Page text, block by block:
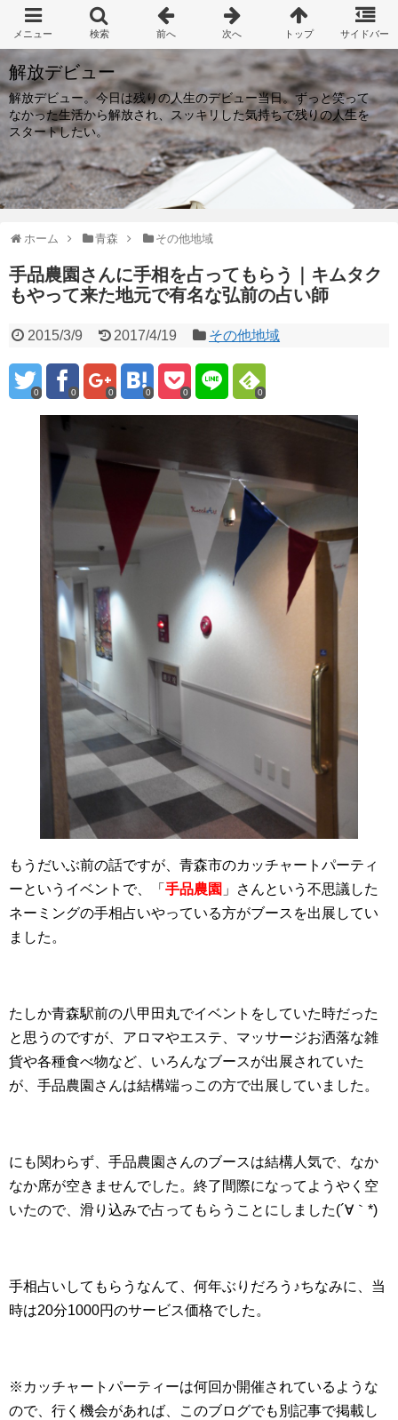
解放デビュー
解放デビュー。今日は残りの人生のデビュー当日。ずっと笑って
なかった生活から解放され、スッキリした気持ちで残りの人生を
スタートしたい。
ホーム 青森 その他地域
手品農園さんに手相を占ってもらう｜キムタク
もやって来た地元で有名な弘前の占い師
2015/3/9 2017/4/19 その他地域
0 0 0 0 0 0
もうだいぶ前の話ですが、青森市のカッチャートパーティ
ーというイベントで、「 手品農園 」さんという不思議した
ネーミングの手相占いやっている方がブースを出展してい
ました。
たしか青森駅前の八甲田丸でイベントをしていた時だった
と思うのですが、アロマやエステ、マッサージお洒落な雑
貨や各種食べ物など、いろんなブースが出展されていた
が、手品農園さんは結構端っこの方で出展していました。
にも関わらず、手品農園さんのブースは結構人気で、なか
なか席が空きませんでした。終了間際になってようやく空
いたので、滑り込みで占ってもらうことにしました(´∀｀*)
手相占いしてもらうなんて、何年ぶりだろう♪ちなみに、当
時は20分1000円のサービス価格でした。
※カッチャートパーティーは何回か開催されているような
ので、行く機会があれば、このブログでも別記事で掲載し